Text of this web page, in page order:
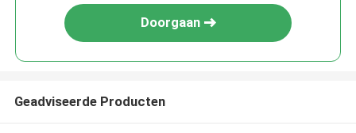
Doorgaan
Geadviseerde Producten